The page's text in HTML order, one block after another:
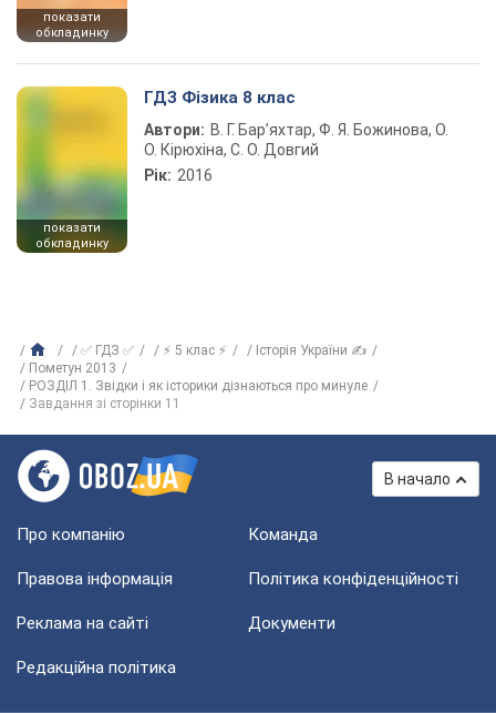
показати
обкладинку
показати
обкладинку
ГДЗ Фізика 8 клас
Автори: В. Г. Бар’яхтар, Ф. Я. Божинова, О.
О. Кірюхіна, С. О. Довгий
Рік: 2016
✅ ГДЗ ✅ ⚡ 5 клас ⚡
Історія України ✍
Пометун 2013
РОЗДІЛ 1. Звідки і як історики дізнаються про минуле
Завдання зі сторінки 11
В начало
Про компанію Команда
Правова інформація Політика конфіденційності
Реклама на сайті Документи
Редакційна політика